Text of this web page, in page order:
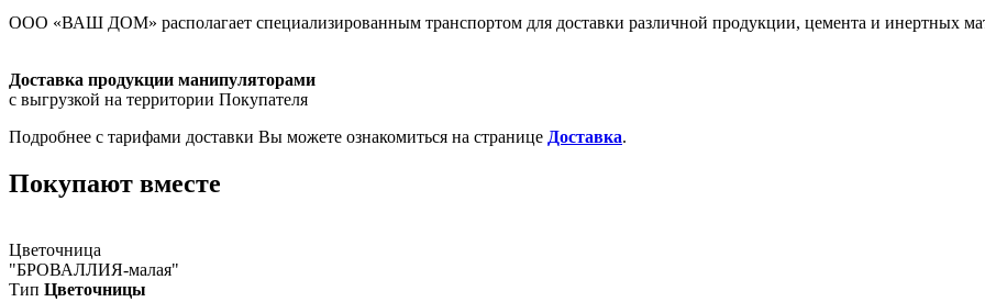
ООО «ВАШ ДОМ» располагает специализированным транспортом для доставки различной продукции, цемента и инертных
Доставка продукции манипуляторами
с выгрузкой на территории Покупателя
Подробнее с тарифами доставки Вы можете ознакомиться на странице Доставка.
Покупают вместе
Цветочница
"БРОВАЛЛИЯ-малая"
Тип Цветочницы